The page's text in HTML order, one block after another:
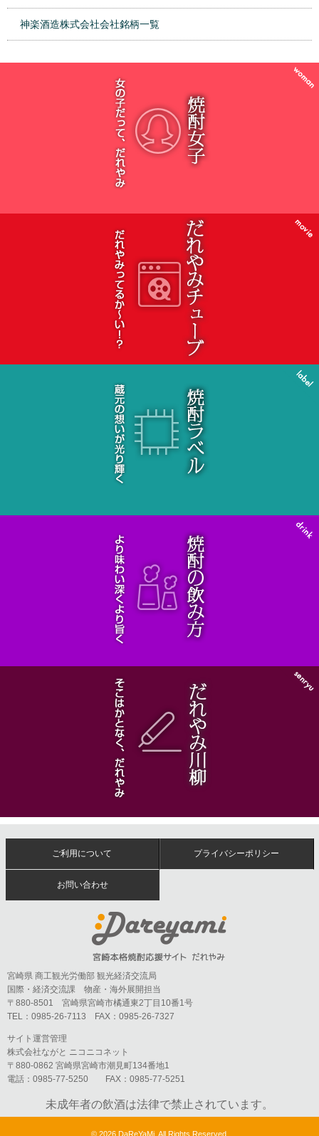
神楽酒造株式会社会社銘柄一覧
ご利用について プライバシーポリシー
お問い合わせ
宮崎県 商工観光労働部 観光経済交流局
国際・経済交流課 物産・海外展開担当
〒880-8501 宮崎県宮崎市橘通東2丁目10番1号
TEL：0985-26-7113 FAX：0985-26-7327
サイト運営管理
株式会社ながと ニコニコネット
〒880-0862 宮崎県宮崎市潮見町134番地1
電話：0985-77-5250 FAX：0985-77-5251
未成年者の飲酒は法律で禁止されています。
© 2026 DaReYaMi. All Rights Reserved.